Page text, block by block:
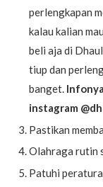
perlengkapan
kalau kalian
beli aja di
tiup dan
banget.
instagram
Pastikan
Olahraga rutin
Patuhi